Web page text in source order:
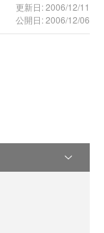
更新日: 2006/12/11
公開日: 2006/12/06